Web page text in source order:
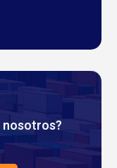
nosotros?